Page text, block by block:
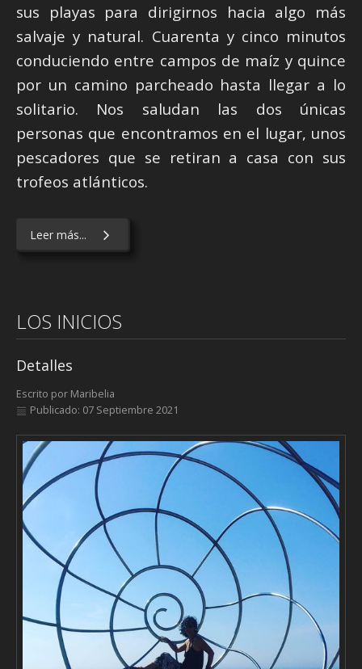
sus playas para dirigirnos hacia algo más
salvaje y natural. Cuarenta y cinco minutos
conduciendo entre campos de maíz y quince
por un camino parcheado hasta llegar a lo
solitario. Nos saludan las dos únicas
personas que encontramos en el lugar, unos
pescadores que se retiran a casa con sus
trofeos atlánticos.
Leer más...
LOS INICIOS
Detalles
Escrito por Maribelia
Publicado: 07 Septiembre 2021